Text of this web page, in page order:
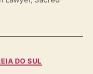
D
v
DO SUL